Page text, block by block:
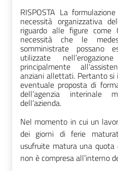
RISPOSTA La
necessità organizzativa
riguardo alle figure
necessità che le
somministrate possano
utilizzate
principalmente
anziani allettati. Pertanto
eventuale proposta di
dell’agenzia
dell’azienda.
Nel momento in cui un
dei giorni di ferie
usufruite matura una
non è compresa all’interno